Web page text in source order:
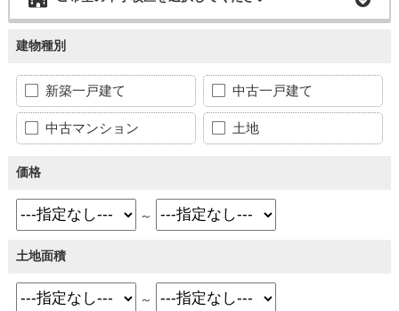
建物種別
新築一戸建て 中古一戸建て
中古マンション 土地
価格
～
土地面積
～